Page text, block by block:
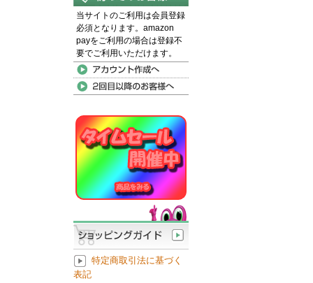
当サイトのご利用は会員登録
必須となります。amazon
payをご利用の場合は登録不
要でご利用いただけます。
特定商取引法に基づく
表記